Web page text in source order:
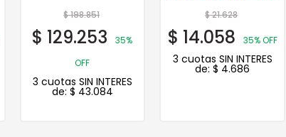
$198.851
$ 129.253
35%
OFF
3 cuotas SIN INTERES
de: $ 43.084
$21.628
$ 14.058 35% OFF
3 cuotas SIN INTERES
de:$ 4.686